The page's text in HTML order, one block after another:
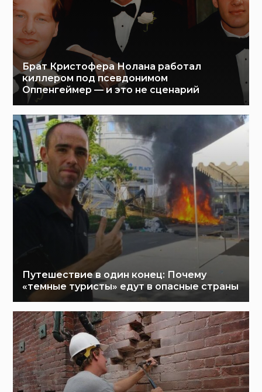
Брат Кристофера Нолана работал
киллером под псевдонимом
Оппенгеймер — и это не сценарий
Путешествие в один конец: Почему
«темные туристы» едут в опасные страны